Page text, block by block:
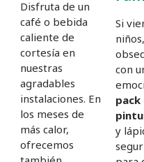
Disfruta de un
café o bebida
caliente de
cortesía en
nuestras
agradables
instalaciones. En
los meses de
más calor,
ofrecemos
Si
con
pack
y